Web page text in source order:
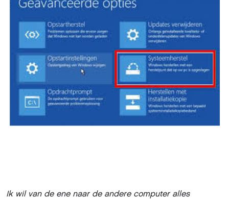
Ik wil van de ene naar de andere computer alles